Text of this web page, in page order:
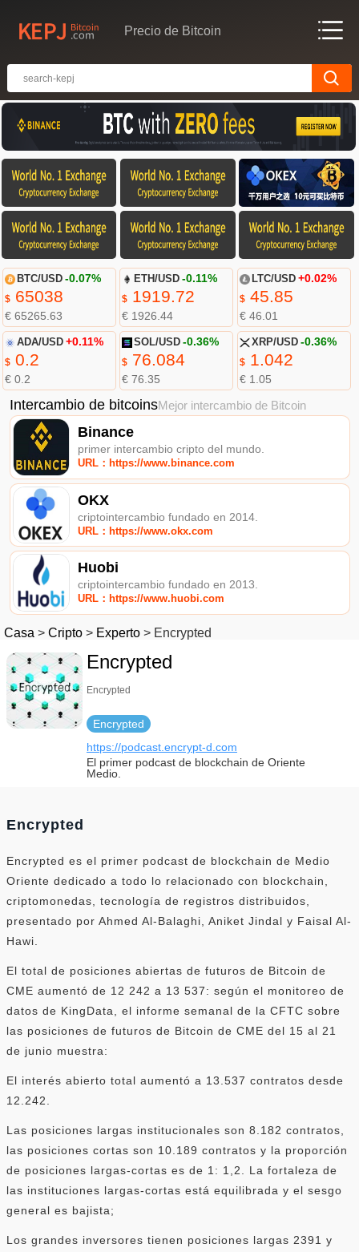
Precio de Bitcoin
BTC/USD -0.07%
$65038
€ 65265.63
ETH/USD -0.11%
$ 1919.72
€ 1926.44
LTC/USD +0.02%
$45.85
€ 46.01
ADA/USD +0.11%
$0.2
€ 0.2
SOL/USD -0.36%
$ 76.084
€ 76.35
XRP/USD -0.36%
$1.042
€ 1.05
Intercambio de bitcoinsMejor intercambio de Bitcoin
Binance
primer intercambio cripto del mundo.
URL：https://www.binance.com
OKX
criptointercambio fundado en 2014.
URL：https://www.okx.com
Huobi
criptointercambio fundado en 2013.
URL：https://www.huobi.com
Casa > Cripto > Experto > Encrypted
Encrypted
Encrypted
Encrypted
https://podcast.encrypt-d.com
El primer podcast de blockchain de Oriente
Medio.
Encrypted
Encrypted es el primer podcast de blockchain de Medio
Oriente dedicado a todo lo relacionado con blockchain,
criptomonedas, tecnología de registros distribuidos,
presentado por Ahmed Al-Balaghi, Aniket Jindal y Faisal Al-
Hawi.
El total de posiciones abiertas de futuros de Bitcoin de
CME aumentó de 12 242 a 13 537: según el monitoreo de
datos de KingData, el informe semanal de la CFTC sobre
las posiciones de futuros de Bitcoin de CME del 15 al 21
de junio muestra:
El interés abierto total aumentó a 13.537 contratos desde
12.242.
Las posiciones largas institucionales son 8.182 contratos,
las posiciones cortas son 10.189 contratos y la proporción
de posiciones largas-cortas es de 1: 1,2. La fortaleza de
las instituciones largas-cortas está equilibrada y el sesgo
general es bajista;
Los grandes inversores tienen posiciones largas 2391 y